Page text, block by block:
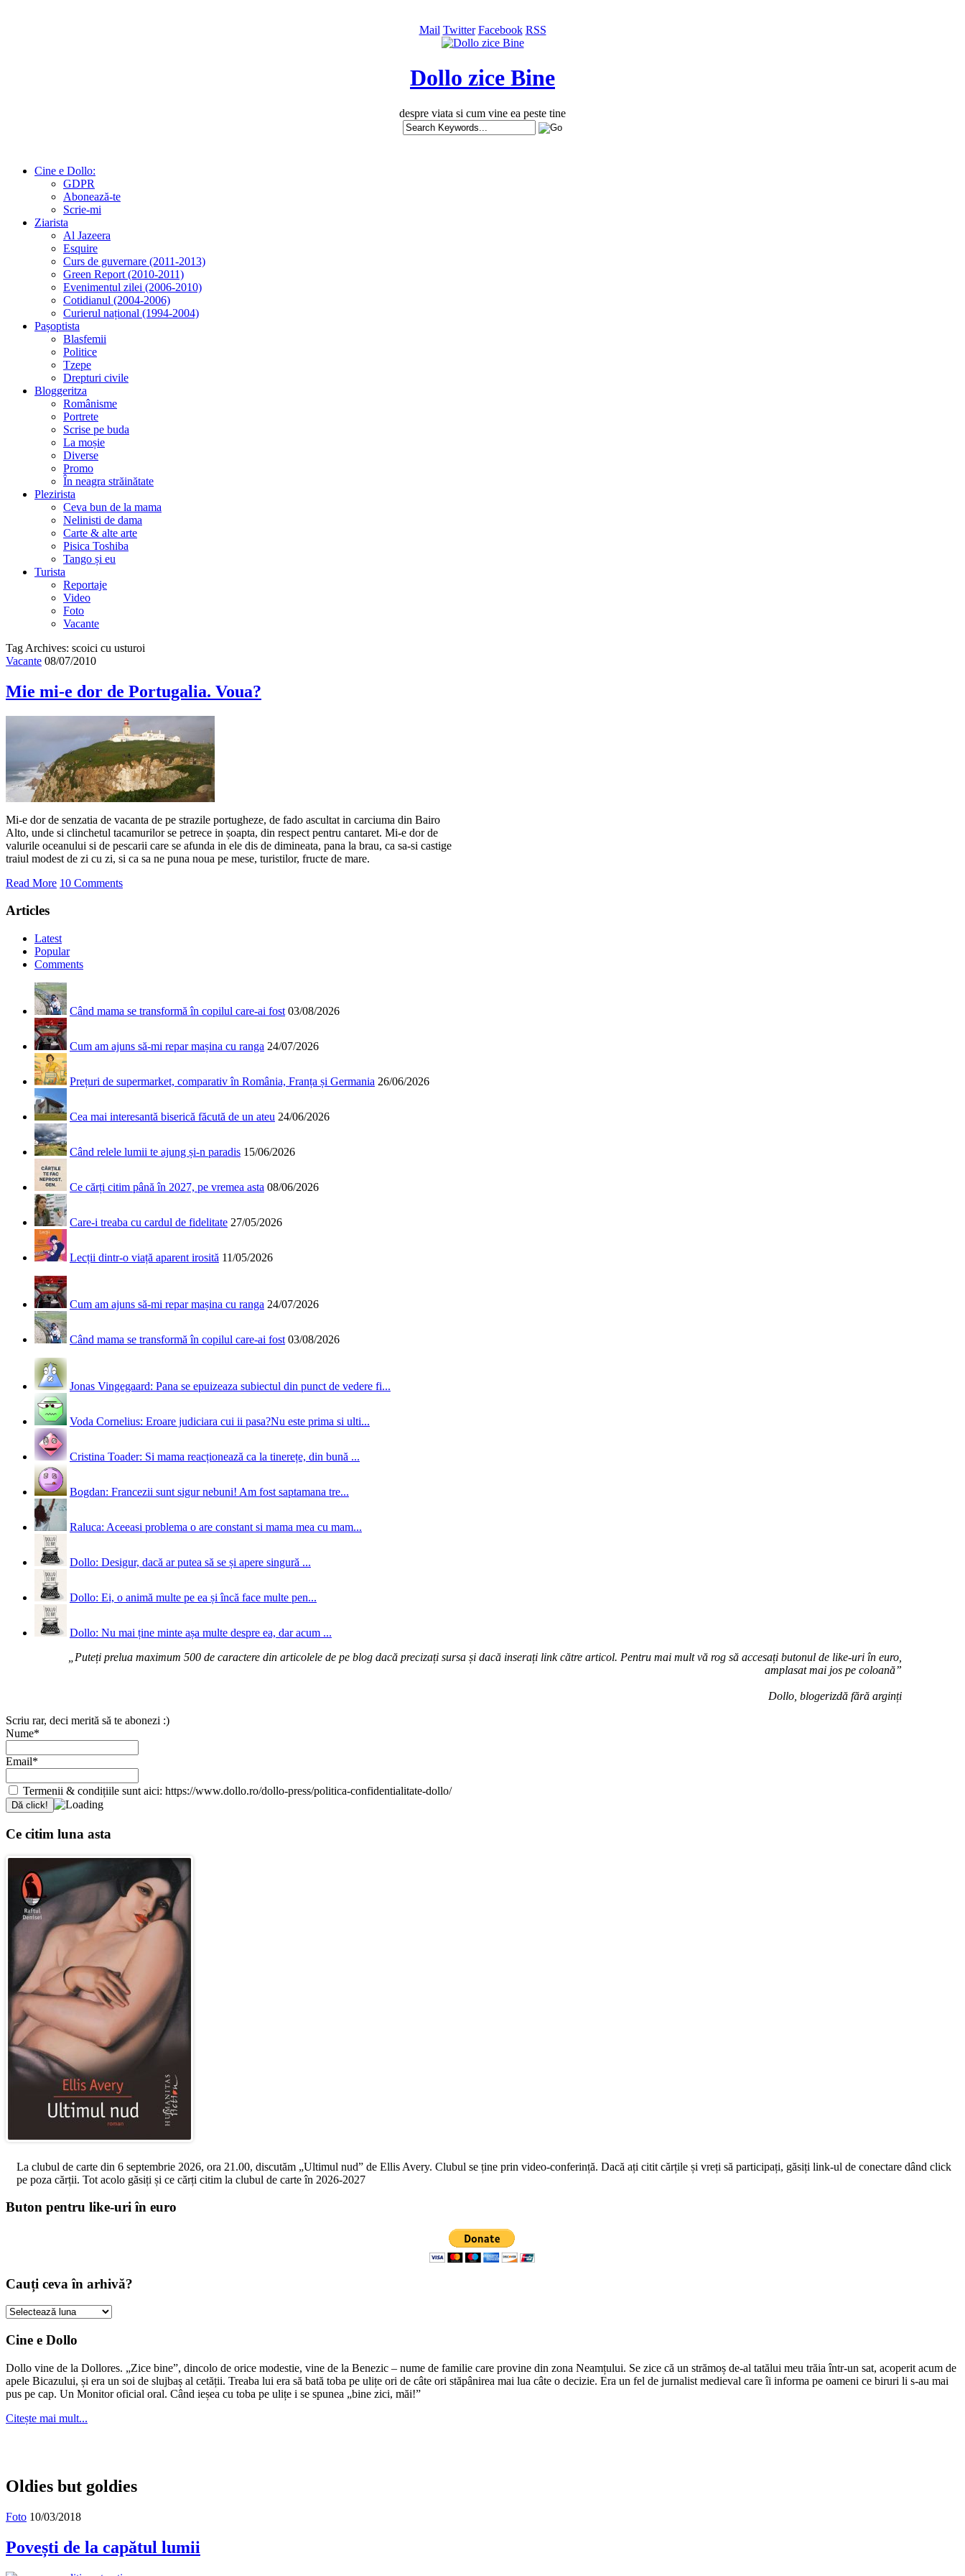
Mail Twitter Facebook RSS
Dollo zice Bine
despre viata si cum vine ea peste tine
Cine e Dollo:
GDPR
Abonează-te
Scrie-mi
Ziarista
Al Jazeera
Esquire
Curs de guvernare (2011-2013)
Green Report (2010-2011)
Evenimentul zilei (2006-2010)
Cotidianul (2004-2006)
Curierul național (1994-2004)
Pașoptista
Blasfemii
Politice
Tzepe
Drepturi civile
Bloggeritza
Românisme
Portrete
Scrise pe buda
La moșie
Diverse
Promo
În neagra străinătate
Plezirista
Ceva bun de la mama
Nelinisti de dama
Carte & alte arte
Pisica Toshiba
Tango și eu
Turista
Reportaje
Video
Foto
Vacante
Tag Archives: scoici cu usturoi
Vacante 08/07/2010
Mie mi-e dor de Portugalia. Voua?
Mi-e dor de senzatia de vacanta de pe strazile portugheze, de fado ascultat in carciuma din Bairo
Alto, unde si clinchetul tacamurilor se petrece in șoapta, din respect pentru cantaret. Mi-e dor de
valurile oceanului si de pescarii care se afunda in ele dis de dimineata, pana la brau, ca sa-si castige
traiul modest de zi cu zi, si ca sa ne puna noua pe mese, turistilor, fructe de mare.
Read More 10 Comments
Articles
Latest
Popular
Comments
Când mama se transformă în copilul care-ai fost 03/08/2026
Cum am ajuns să-mi repar mașina cu ranga 24/07/2026
Prețuri de supermarket, comparativ în România, Franța și Germania 26/06/2026
Cea mai interesantă biserică făcută de un ateu 24/06/2026
Când relele lumii te ajung și-n paradis 15/06/2026
Ce cărți citim până în 2027, pe vremea asta 08/06/2026
Care-i treaba cu cardul de fidelitate 27/05/2026
Lecții dintr-o viață aparent irosită 11/05/2026
Cum am ajuns să-mi repar mașina cu ranga 24/07/2026
Când mama se transformă în copilul care-ai fost 03/08/2026
Jonas Vingegaard: Pana se epuizeaza subiectul din punct de vedere fi...
Voda Cornelius: Eroare judiciara cui ii pasa?Nu este prima si ulti...
Cristina Toader: Si mama reacționează ca la tinerețe, din bună ...
Bogdan: Francezii sunt sigur nebuni! Am fost saptamana tre...
Raluca: Aceeasi problema o are constant si mama mea cu mam...
Dollo: Desigur, dacă ar putea să se și apere singură ...
Dollo: Ei, o animă multe pe ea și încă face multe pen...
Dollo: Nu mai ține minte așa multe despre ea, dar acum ...
„Puteți prelua maximum 500 de caractere din articolele de pe blog dacă precizați sursa și dacă inserați link către articol. Pentru mai mult vă rog să accesați butonul de like-uri în euro,
amplasat mai jos pe coloană”
Dollo, blogerizdă fără arginți
Scriu rar, deci merită să te abonezi :)
Nume*
Email*
Termenii & condițiile sunt aici: https://www.dollo.ro/dollo-press/politica-confidentialitate-dollo/
Ce citim luna asta
La clubul de carte din 6 septembrie 2026, ora 21.00, discutăm „Ultimul nud” de Ellis Avery. Clubul se ține prin video-conferință. Dacă ați citit cărțile și vreți să participați, găsiți link-ul de conectare dând click
pe poza cărții. Tot acolo găsiți și ce cărți citim la clubul de carte în 2026-2027
Buton pentru like-uri în euro
Cauți ceva în arhivă?
Cauți
în
Cine e Dollo
Dollo vine de la Dollores. „Zice bine”, dincolo de orice modestie, vine de la Benezic – nume de familie care provine din zona Neamțului. Se zice că un strămoș de-al tatălui meu trăia într-un sat, acoperit acum de
apele Bicazului, și era un soi de slujbaș al cetății. Treaba lui era să bată toba pe ulițe ori de câte ori stăpânirea mai lua câte o decizie. Era un fel de jurnalist medieval care îi informa pe oameni ce biruri li s-au mai
pus pe cap. Un Monitor oficial oral. Când ieșea cu toba pe ulițe i se spunea „bine zici, măi!”
Citește mai mult...
Oldies but goldies
Foto 10/03/2018
Povești de la capătul lumii